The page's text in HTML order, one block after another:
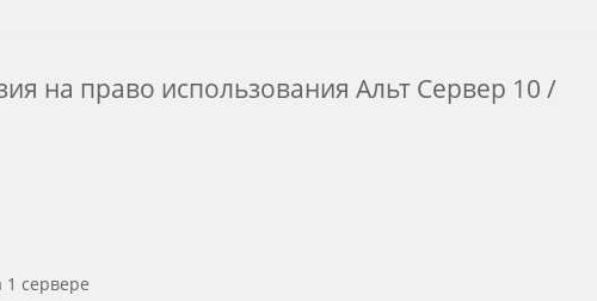
на право использования Альт Сервер 10 /
сервере